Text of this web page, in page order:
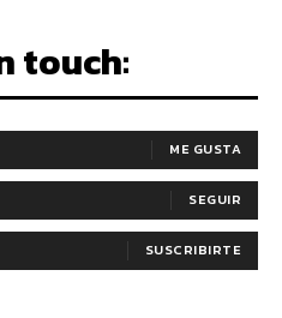
touch:
ME GUSTA
SEGUIR
SUSCRIBIRTE